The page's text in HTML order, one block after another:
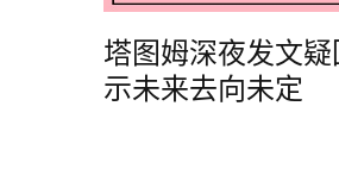
塔图姆深夜发文
示未来去向未定